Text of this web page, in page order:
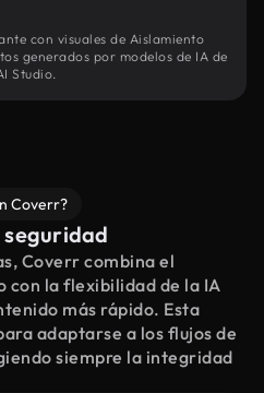
con visuales de Aislamiento
generados por modelos de IA de
Studio.
Coverr?
Coverr combina el
la flexibilidad de la IA
más rápido. Esta
adaptarse a los flujos de
siempre la integridad